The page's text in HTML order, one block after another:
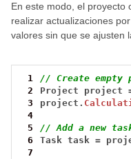
En este modo, el proyecto
realizar actualizaciones
valores sin que se ajusten
1
// Create empty
2
Project project
3
project.
4
5
// Add a new
6
Task task =
7